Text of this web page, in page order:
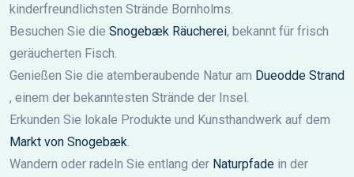
kinderfreundlichsten Strände Bornholms.
Besuchen Sie die Snogebæk Räucherei, bekannt für frisch
geräucherten Fisch.
Genießen Sie die atemberaubende Natur am Dueodde Strand
, einem der bekanntesten Strände der Insel.
Erkunden Sie lokale Produkte und Kunsthandwerk auf dem
Markt von Snogebæk
Wandern oder radeln Sie entlang der Naturpfade in der